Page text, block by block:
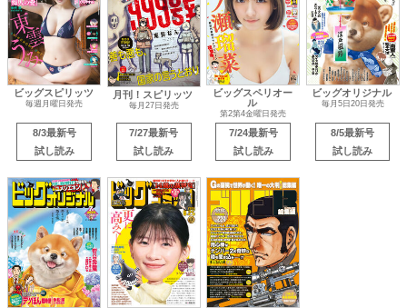
ビッグスピリッツ
毎週月曜日発売
8/3最新号
試し読み
月刊！スピリッツ
毎月27日発売
7/27最新号
試し読み
ビッグスペリオー
ル
第2第4金曜日発売
7/24最新号
試し読み
ビッグオリジナル
毎月5日20日発売
8/5最新号
試し読み